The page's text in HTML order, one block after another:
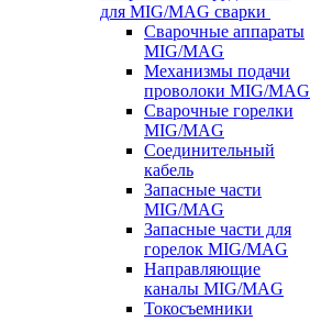
для MIG/MAG сварки
Сварочные аппараты
MIG/MAG
Механизмы подачи
проволоки MIG/MAG
Сварочные горелки
MIG/MAG
Соединительный
кабель
Запасные части
MIG/MAG
Запасные части для
горелок MIG/MAG
Направляющие
каналы MIG/MAG
Токосъемники